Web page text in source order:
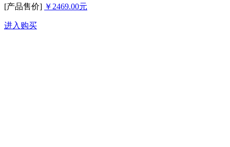
[产品售价] ￥2469.00元
进入购买